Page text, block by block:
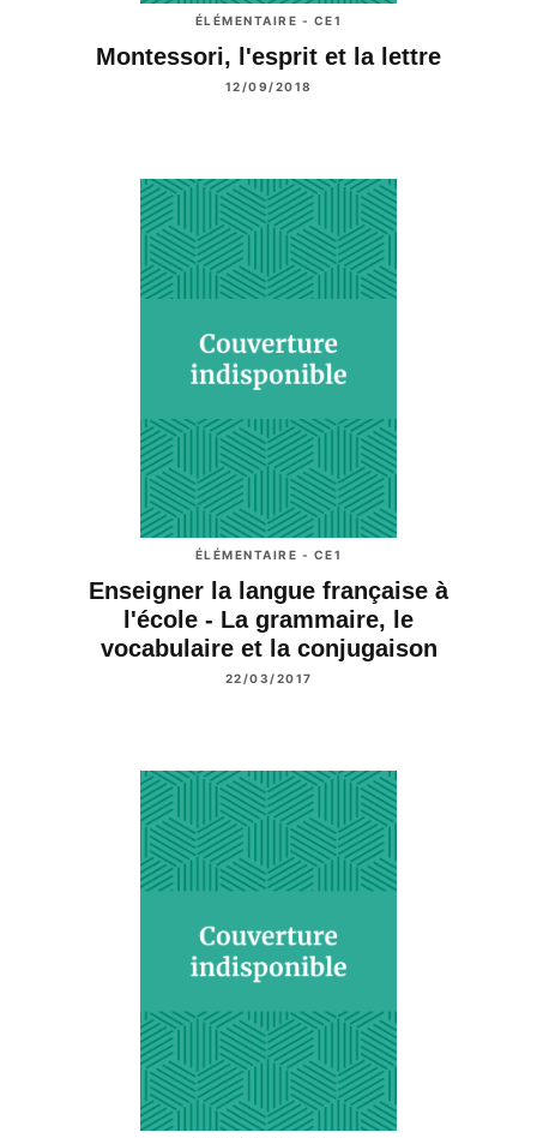
ÉLÉMENTAIRE - CE1
Montessori, l'esprit et la lettre
12/09/2018
ÉLÉMENTAIRE - CE1
Enseigner la langue française à
l'école - La grammaire, le
vocabulaire et la conjugaison
22/03/2017